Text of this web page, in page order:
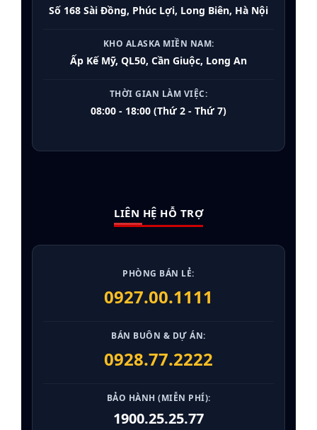
Số 168 Sài Đồng, Phúc Lợi, Long Biên, Hà Nội
KHO ALASKA MIỀN NAM:
Ấp Kế Mỹ, QL50, Cần Giuộc, Long An
THỜI GIAN LÀM VIỆC:
08:00 - 18:00 (Thứ 2 - Thứ 7)
LIÊN HỆ HỖ TRỢ
PHÒNG BÁN LẺ:
0927.00.1111
BÁN BUÔN & DỰ ÁN:
0928.77.2222
BẢO HÀNH (MIỄN PHÍ):
1900.25.25.77